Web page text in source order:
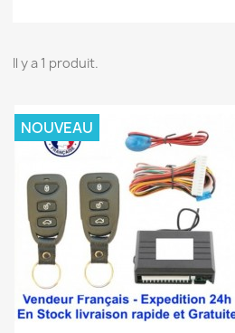
Il y a 1 produit.
NOUVEAU